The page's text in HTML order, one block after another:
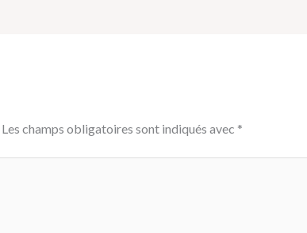
Les champs obligatoires sont indiqués avec *